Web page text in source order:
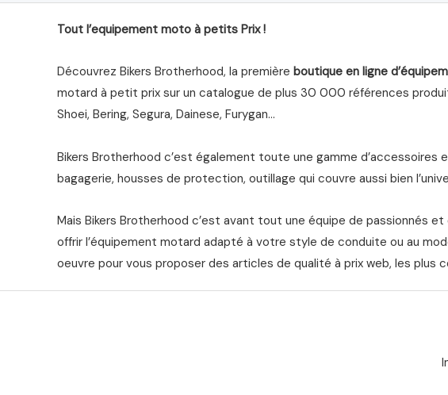
Tout l’equipement moto à petits Prix !
Découvrez Bikers Brotherhood, la première boutique en ligne
motard à petit prix sur un catalogue de plus 30 000 références
Shoei, Bering, Segura, Dainese, Furygan…
Bikers Brotherhood c’est également toute une gamme
bagagerie, housses de protection, outillage qui couvre aussi bien
Mais Bikers Brotherhood c’est avant tout une équipe de passionnés
offrir l’équipement motard adapté à votre style de conduite ou au
oeuvre pour vous proposer des articles de qualité à prix web, les plus